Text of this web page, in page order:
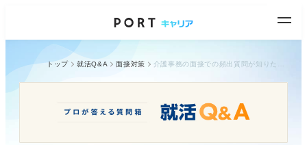
トップ 就活Q&A 面接対策